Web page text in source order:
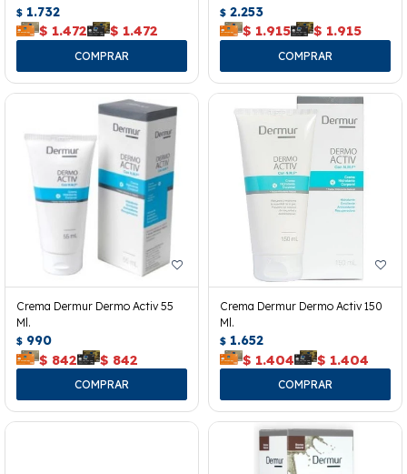
$ 1.732
$ 1.472 $ 1.472
$ 2.253
$ 1.915 $ 1.915
Crema Dermur Dermo Activ 55
Ml.
$ 990
$ 842 $ 842
Crema Dermur Dermo Activ 150
Ml.
$ 1.652
$ 1.404 $ 1.404